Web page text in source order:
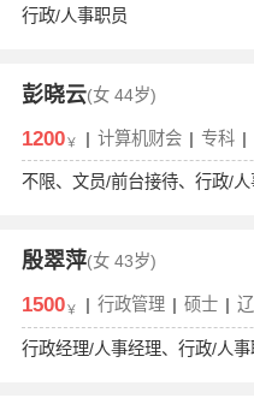
行政/人事职员
彭晓云(女 44岁)
1200￥ | 计算机财会 | 专科 |
不限、文员/前台接待、行政/人
殷翠萍(女 43岁)
1500￥ | 行政管理 | 硕士 |
行政经理/人事经理、行政/人